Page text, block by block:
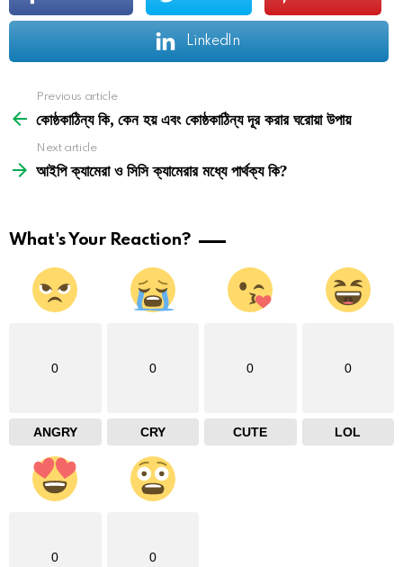
LinkedIn
more
Previous article
কোষ্ঠকাঠিন্য কি, কেন হয় এবং কোষ্ঠকাঠিন্য দূর করার ঘরোয়া উপায়
Next article
আইপি ক্যামেরা ও সিসি ক্যামেরার মধ্যে পার্থক্য কি?
What's Your Reaction?
0
ANGRY
0
CRY
0
CUTE
0
LOL
0 0